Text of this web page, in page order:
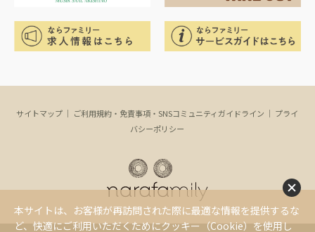
サイトマップ ｜ ご利用規約・免責事項・SNSコミュニティガイドライン ｜ プライ
バシーポリシー
本サイトは、お客様が再訪問された際に最適な情報を提供するな
ど、快適にご利用いただくためにクッキー（Cookie）を使用し